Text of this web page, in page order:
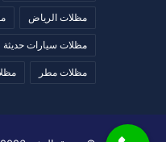
مظلات الرياض
مظلات سيارات حديثة
مظلات مطر